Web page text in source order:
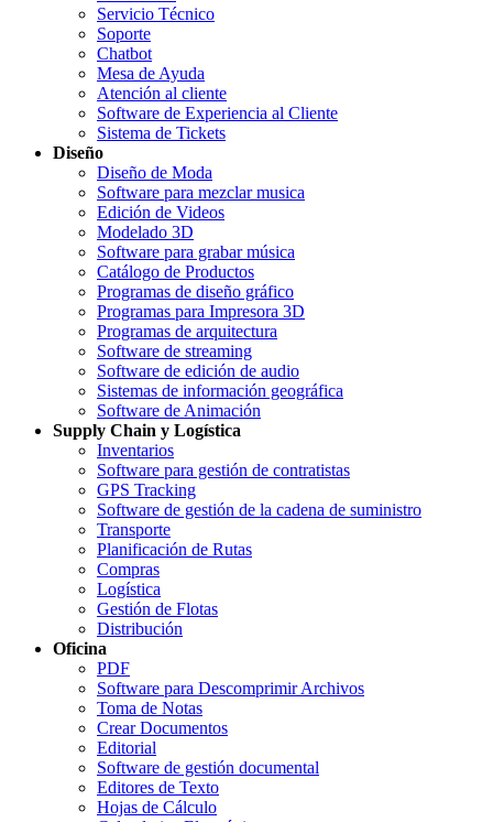
Servicio Técnico
Soporte
Chatbot
Mesa de Ayuda
Atención al cliente
Software de Experiencia al Cliente
Sistema de Tickets
Diseño
Diseño de Moda
Software para mezclar musica
Edición de Videos
Modelado 3D
Software para grabar música
Catálogo de Productos
Programas de diseño gráfico
Programas para Impresora 3D
Programas de arquitectura
Software de streaming
Software de edición de audio
Sistemas de información geográfica
Software de Animación
Supply Chain y Logística
Inventarios
Software para gestión de contratistas
GPS Tracking
Software de gestión de la cadena de suministro
Transporte
Planificación de Rutas
Compras
Logística
Gestión de Flotas
Distribución
Oficina
PDF
Software para Descomprimir Archivos
Toma de Notas
Crear Documentos
Editorial
Software de gestión documental
Editores de Texto
Hojas de Cálculo